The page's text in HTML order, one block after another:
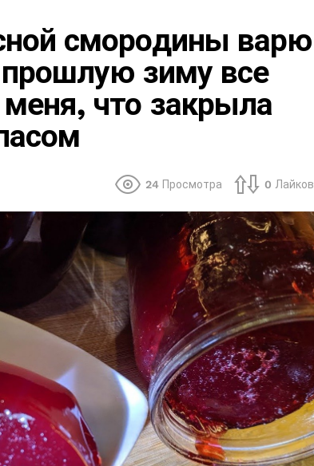
смородины варю
зиму все
что закрыла
24 Просмотра 0 Лайков